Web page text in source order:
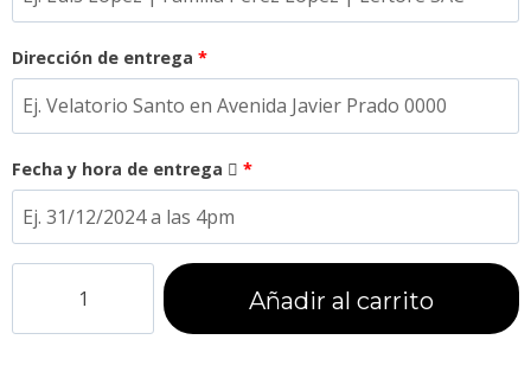
Dirección de entrega *
Fecha y hora de entrega *
Añadir al carrito